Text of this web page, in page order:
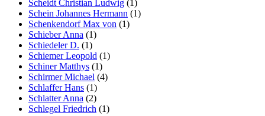
Scheidt Christian Ludwig (1)
Schein Johannes Hermann (1)
Schenkendorf Max von (1)
Schieber Anna (1)
Schiedeler D. (1)
Schiemer Leopold (1)
Schiner Matthys (1)
Schirmer Michael (4)
Schlaffer Hans (1)
Schlatter Anna (2)
Schlegel Friedrich (1)